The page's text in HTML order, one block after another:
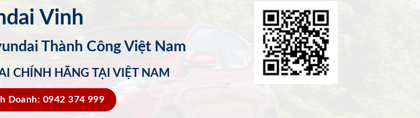
Vinh
Thành Công Việt Nam
CHÍNH HÃNG TẠI VIỆT NAM
Doanh: 0942 374 999